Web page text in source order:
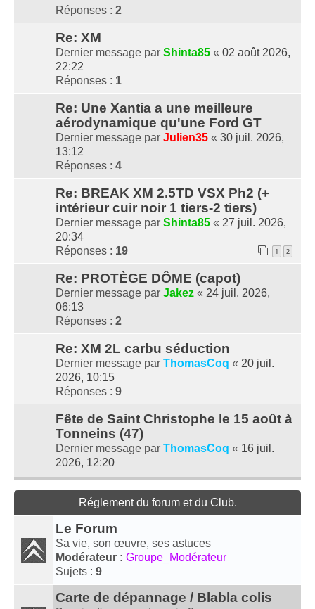
Réponses : 2
Re: XM
Dernier message par Shinta85 « 02 août 2026,
22:22
Réponses : 1
Re: Une Xantia a une meilleure
aérodynamique qu'une Ford GT
Dernier message par Julien35 « 30 juil. 2026,
13:12
Réponses : 4
Re: BREAK XM 2.5TD VSX Ph2 (+
intérieur cuir noir 1 tiers-2 tiers)
Dernier message par Shinta85 « 27 juil. 2026,
20:34
Réponses : 19 1 2
Re: PROTÈGE DÔME (capot)
Dernier message par Jakez « 24 juil. 2026,
06:13
Réponses : 2
Re: XM 2L carbu séduction
Dernier message par ThomasCoq « 20 juil.
2026, 10:15
Réponses : 9
Fête de Saint Christophe le 15 août à
Tonneins (47)
Dernier message par ThomasCoq « 16 juil.
2026, 12:20
Réglement du forum et du Club.
Le Forum
Sa vie, son œuvre, ses astuces
Modérateur : Groupe_Modérateur
Sujets : 9
Carte de dépannage / Blabla colis